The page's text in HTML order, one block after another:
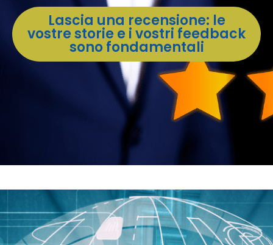
Lascia una recensione: le
vostre storie e i vostri feedback
sono fondamentali